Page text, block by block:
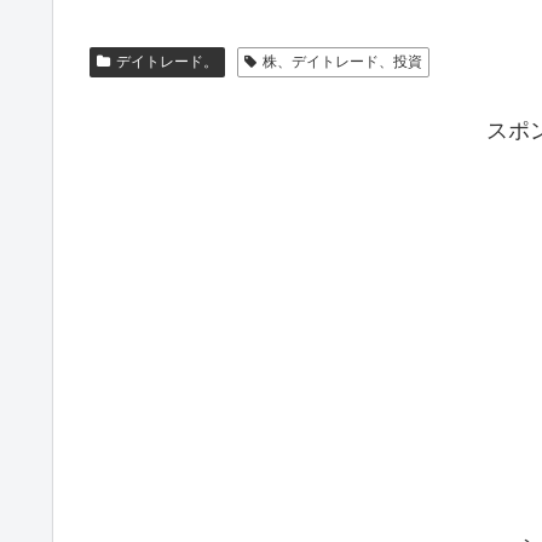
デイトレード。 株、デイトレード、投資
スポ